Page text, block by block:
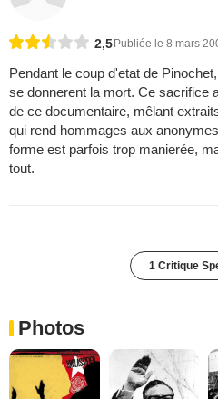
2,5 Publiée le 8 mars
Pendant le coup d'etat de
se donnerent la mort. Ce sacrifice
de ce documentaire, mêlant
qui rend hommages aux
forme est parfois trop manierée,
tout.
1 Critique
Photos